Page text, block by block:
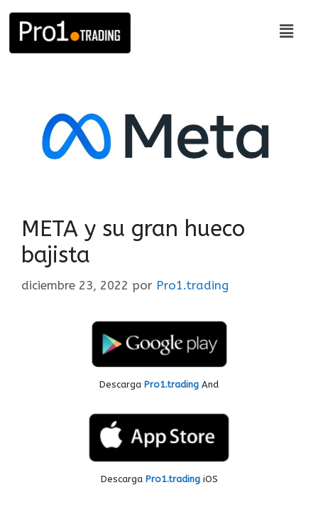
META y su gran hueco
bajista
diciembre 23, 2022 por Pro1.trading
Descarga Pro1.trading And
Descarga Pro1.tradingiOS